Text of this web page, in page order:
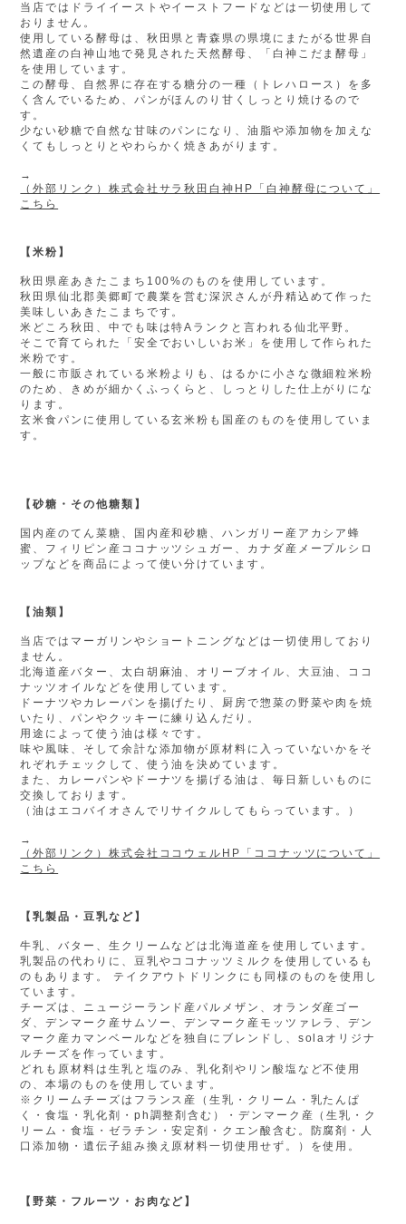
当店ではドライイーストやイーストフードなどは一切使用して
おりません。
使用している酵母は、秋田県と青森県の県境にまたがる世界自
然遺産の白神山地で発見された天然酵母、「白神こだま酵母」
を使用しています。
この酵母、自然界に存在する糖分の一種（トレハロース）を多
く含んでいるため、パンがほんのり甘くしっとり焼けるので
す。
少ない砂糖で自然な甘味のパンになり、油脂や添加物を加えな
くてもしっとりとやわらかく焼きあがります。
→
（外部リンク）株式会社サラ秋田白神HP「白神酵母について」
こちら
【米粉】
秋田県産あきたこまち100%のものを使用しています。
秋田県仙北郡美郷町で農業を営む深沢さんが丹精込めて作った
美味しいあきたこまちです。
米どころ秋田、中でも味は特Aランクと言われる仙北平野。
そこで育てられた「安全でおいしいお米」を使用して作られた
米粉です。
一般に市販されている米粉よりも、はるかに小さな微細粒米粉
のため、きめが細かくふっくらと、しっとりした仕上がりにな
ります。
玄米食パンに使用している玄米粉も国産のものを使用していま
す。
【砂糖・その他糖類】
国内産のてん菜糖、国内産和砂糖、ハンガリー産アカシア蜂
蜜、フィリピン産ココナッツシュガー、カナダ産メープルシロ
ップなどを商品によって使い分けています。
【油類】
当店ではマーガリンやショートニングなどは一切使用しており
ません。
北海道産バター、太白胡麻油、オリーブオイル、大豆油、ココ
ナッツオイルなどを使用しています。
ドーナツやカレーパンを揚げたり、厨房で惣菜の野菜や肉を焼
いたり、パンやクッキーに練り込んだり。
用途によって使う油は様々です。
味や風味、そして余計な添加物が原材料に入っていないかをそ
れぞれチェックして、使う油を決めています。
また、カレーパンやドーナツを揚げる油は、毎日新しいものに
交換しております。
（油はエコバイオさんでリサイクルしてもらっています。）
→
（外部リンク）株式会社ココウェルHP「ココナッツについて」
こちら
【乳製品・豆乳など】
牛乳、バター、生クリームなどは北海道産を使用しています。
乳製品の代わりに、豆乳やココナッツミルクを使用しているも
のもあります。 テイクアウトドリンクにも同様のものを使用し
ています。
チーズは、ニュージーランド産パルメザン、オランダ産ゴー
ダ、デンマーク産サムソー、デンマーク産モッツァレラ、デン
マーク産カマンベールなどを独自にブレンドし、solaオリジナ
ルチーズを作っています。
どれも原材料は生乳と塩のみ、乳化剤やリン酸塩など不使用
の、本場のものを使用しています。
※クリームチーズはフランス産（生乳・クリーム・乳たんぱ
く・食塩・乳化剤・ph調整剤含む）・デンマーク産（生乳・ク
リーム・食塩・ゼラチン・安定剤・クエン酸含む。防腐剤・人
口添加物・遺伝子組み換え原材料一切使用せず。）を使用。
【野菜・フルーツ・お肉など】